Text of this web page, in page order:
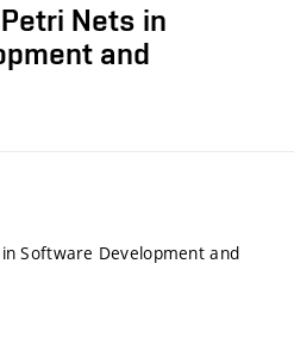
Nets in
and
Software Development and